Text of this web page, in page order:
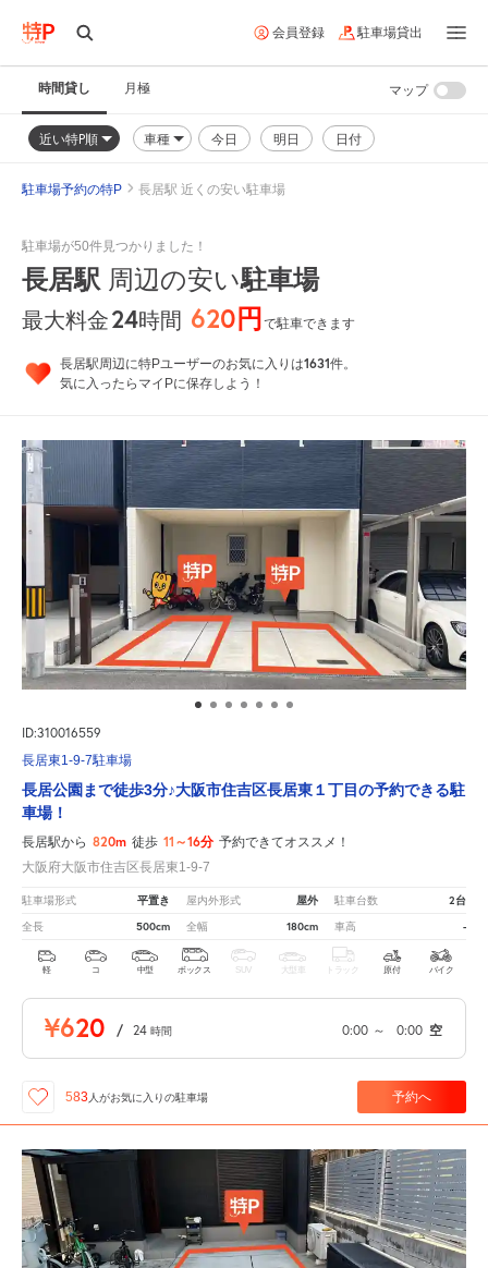
会員登録 駐車場貸出
時間貸し 月極
近い特P順 車種 今日 明日 日付
マップ
駐車場予約の特P 長居駅 近くの安い駐車場
駐車場が50件見つかりました！
長居駅 周辺の安い駐車場
最大料金24時間 620円で駐車できます
長居駅周辺に特Pユーザーのお気に入りは1631件。
気に入ったらマイPに保存しよう！
ID:310016559
長居東1-9-7駐車場
長居公園まで徒歩3分♪大阪市住吉区長居東１丁目の予約できる駐
車場！
長居駅から 820m 徒歩 11～16分 予約できてオススメ！
大阪府大阪市住吉区長居東1-9-7
駐車場形式 平置き 屋内外形式 屋外 駐車台数 2台
全長 500cm 全幅 180cm 車高 -
軽 コ 中型 ボックス SUV 大型車 トラック 原付 バイク
¥620 / 24 時間 0:00 ～ 0:00 空
583人がお気に入りの駐車場 予約へ